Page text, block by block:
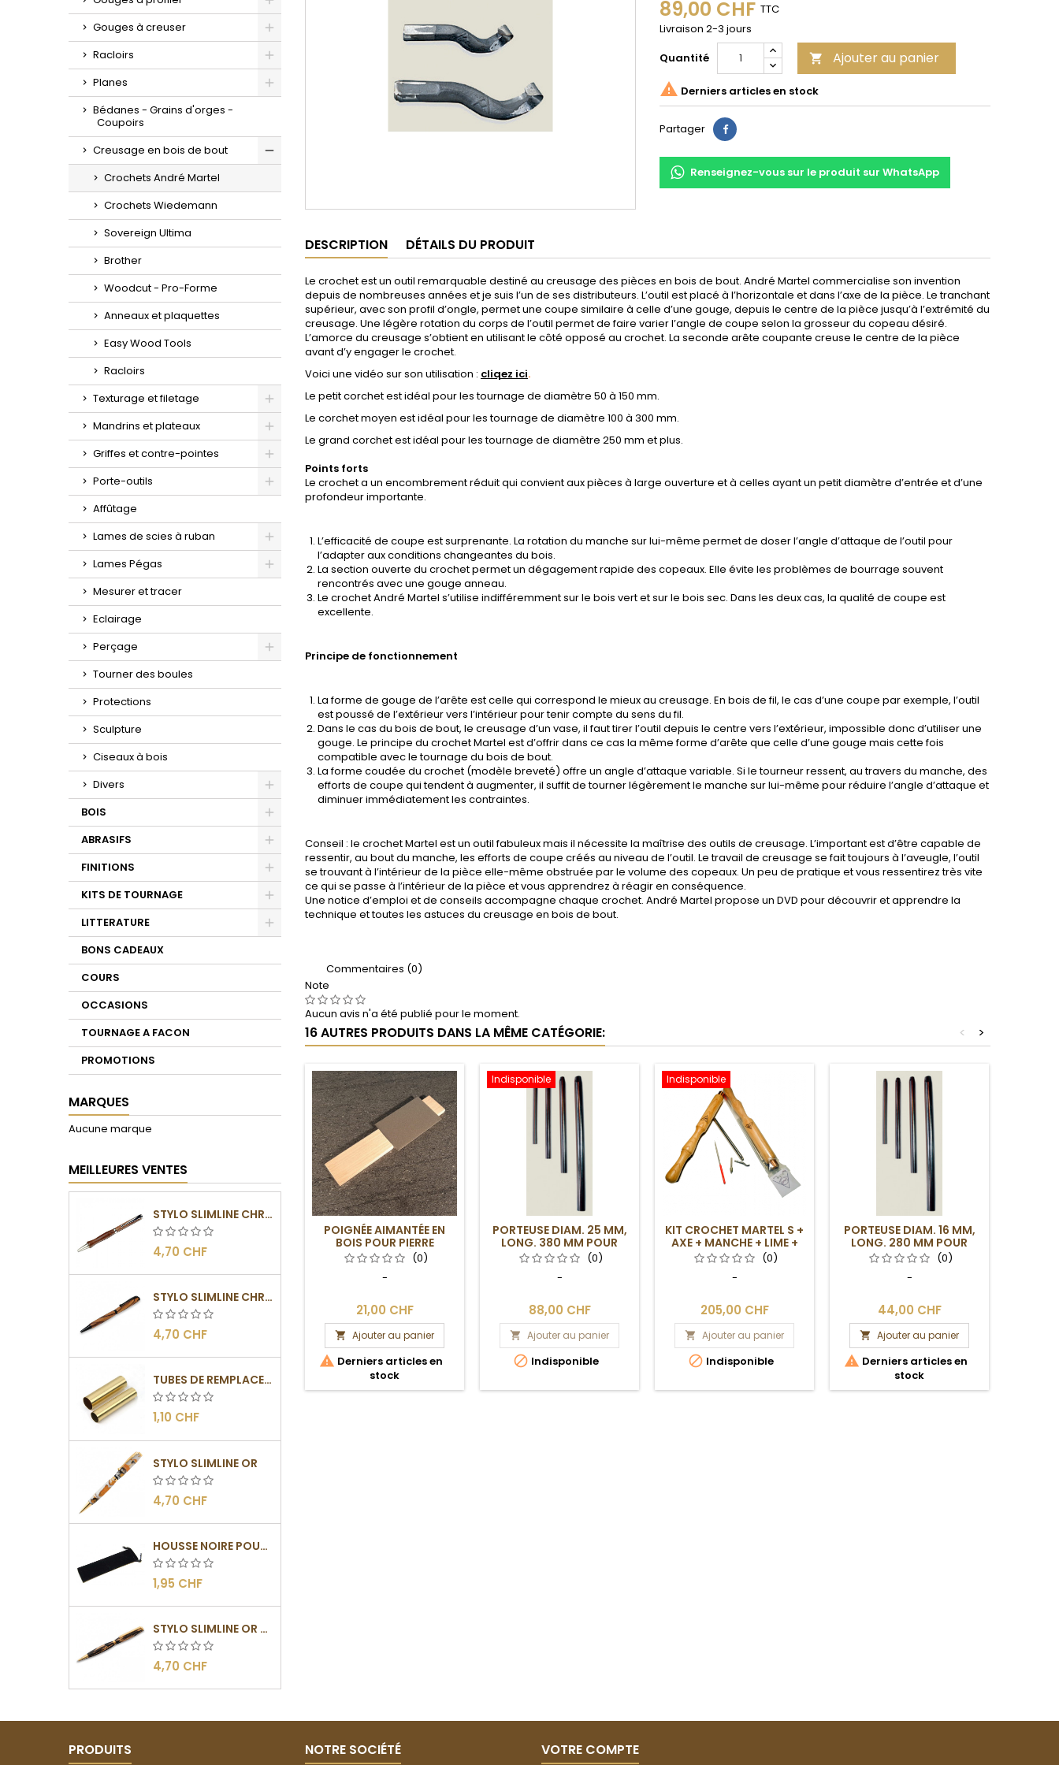
Gouges à creuser
Racloirs
Planes
Bédanes - Grains d'orges -
Coupoirs
Creusage en bois de bout
Crochets André Martel
Crochets Wiedemann
Sovereign Ultima
Brother
Woodcut - Pro-Forme
Anneaux et plaquettes
Easy Wood Tools
Racloirs
Texturage et filetage
Toggle
Mandrins et plateaux
Toggle
Griffes et contre-pointes
Toggle
Porte-outils
Toggle
Affûtage
Lames de scies à ruban
Toggle
Lames Pégas
Toggle
Mesurer et tracer
Eclairage
Perçage
Toggle
Tourner des boules
Protections
Sculpture
Ciseaux à bois
Divers
Toggle
BOIS
ABRASIFS
Toggle
FINITIONS
Toggle
KITS DE TOURNAGE
Toggle
LITTERATURE
BONS CADEAUX
COURS
OCCASIONS
TOURNAGE A FACON
PROMOTIONS
MARQUES
Aucune marque
MEILLEURES VENTES
STYLO SLIMLINE CHROMÉ
4,70 CHF
STYLO SLIMLINE CHROMÉ NOIR
4,70 CHF
TUBES DE REMPLACEMENT POUR MÉCANISME SLIMLINE
1,10 CHF
STYLO SLIMLINE OR
4,70 CHF
HOUSSE NOIRE POUR STYLO
1,95 CHF
STYLO SLIMLINE OR - BARRETTE PLATE
4,70 CHF
89,00 CHF TTC
Livraison 2-3 jours
Quantité
 Ajouter au panier
 Derniers articles en stock
Partager Partager
Renseignez-vous sur le produit sur WhatsApp
DESCRIPTION DÉTAILS DU PRODUIT
Le crochet est un outil remarquable destiné au creusage des pièces en bois de bout. André Martel commercialise son invention
depuis de nombreuses années et je suis l’un de ses distributeurs. L’outil est placé à l’horizontale et dans l’axe de la pièce. Le tranchant
supérieur, avec son profil d’ongle, permet une coupe similaire à celle d’une gouge, depuis le centre de la pièce jusqu’à l’extrémité du
creusage. Une légère rotation du corps de l’outil permet de faire varier l’angle de coupe selon la grosseur du copeau désiré.
L’amorce du creusage s’obtient en utilisant le côté opposé au crochet. La seconde arête coupante creuse le centre de la pièce
avant d’y engager le crochet.
Voici une vidéo sur son utilisation : cliqez ici.
Le petit corchet est idéal pour les tournage de diamètre 50 à 150 mm.
Le corchet moyen est idéal pour les tournage de diamètre 100 à 300 mm.
Le grand corchet est idéal pour les tournage de diamètre 250 mm et plus.
Points forts
Le crochet a un encombrement réduit qui convient aux pièces à large ouverture et à celles ayant un petit diamètre d’entrée et d’une
profondeur importante.
L’efficacité de coupe est surprenante. La rotation du manche sur lui-même permet de doser l’angle d’attaque de l’outil pour
l’adapter aux conditions changeantes du bois.
La section ouverte du crochet permet un dégagement rapide des copeaux. Elle évite les problèmes de bourrage souvent
rencontrés avec une gouge anneau.
Le crochet André Martel s’utilise indifféremment sur le bois vert et sur le bois sec. Dans les deux cas, la qualité de coupe est
excellente.
Principe de fonctionnement
La forme de gouge de l’arête est celle qui correspond le mieux au creusage. En bois de fil, le cas d’une coupe par exemple, l’outil
est poussé de l’extérieur vers l’intérieur pour tenir compte du sens du fil.
Dans le cas du bois de bout, le creusage d’un vase, il faut tirer l’outil depuis le centre vers l’extérieur, impossible donc d’utiliser une
gouge. Le principe du crochet Martel est d’offrir dans ce cas la même forme d’arête que celle d’une gouge mais cette fois
compatible avec le tournage du bois de bout.
La forme coudée du crochet (modèle breveté) offre un angle d’attaque variable. Si le tourneur ressent, au travers du manche, des
efforts de coupe qui tendent à augmenter, il suffit de tourner légèrement le manche sur lui-même pour réduire l’angle d’attaque et
diminuer immédiatement les contraintes.
Conseil : le crochet Martel est un outil fabuleux mais il nécessite la maîtrise des outils de creusage. L’important est d’être capable de
ressentir, au bout du manche, les efforts de coupe créés au niveau de l’outil. Le travail de creusage se fait toujours à l’aveugle, l’outil
se trouvant à l’intérieur de la pièce elle-même obstruée par le volume des copeaux. Un peu de pratique et vous ressentirez très vite
ce qui se passe à l’intérieur de la pièce et vous apprendrez à réagir en conséquence.
Une notice d’emploi et de conseils accompagne chaque crochet. André Martel propose un DVD pour découvrir et apprendre la
technique et toutes les astuces du creusage en bois de bout.
Commentaires (0)
Note
Aucun avis n'a été publié pour le moment.
16 AUTRES PRODUITS DANS LA MÊME CATÉGORIE: >
<
POIGNÉE AIMANTÉE EN
BOIS POUR PIERRE
DIAMANTÉE(0)
-
21,00 CHF
 Ajouter au panier
 Derniers articles en
stock
Indisponible
PORTEUSE DIAM. 25 MM,
LONG. 380 MM POUR
CAM 13 MM(0)
-
88,00 CHF
 Ajouter au panier
 Indisponible
Indisponible
KIT CROCHET MARTEL S +
AXE + MANCHE + LIME +
DVD
(0)
-
205,00 CHF
 Ajouter au panier
 Indisponible
PORTEUSE DIAM. 16 MM,
LONG. 280 MM POUR
CAM 10 MM(0)
-
44,00 CHF
 Ajouter au panier
 Derniers articles en
stock
PRODUITS NOTRE SOCIÉTÉ VOTRE COMPTE